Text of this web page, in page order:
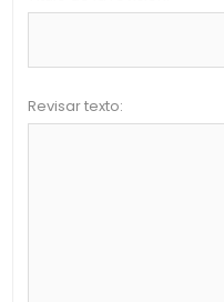
Revisar texto: